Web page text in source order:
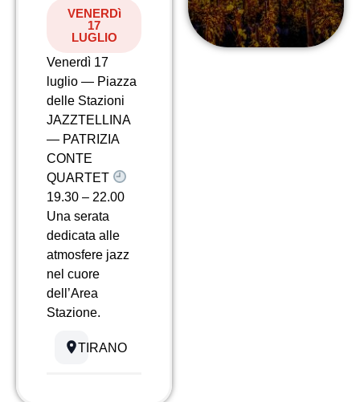
VENERDì
17
LUGLIO
Venerdì 17
luglio — Piazza
delle Stazioni
JAZZTELLINA
— PATRIZIA
CONTE
QUARTET
19.30 – 22.00
Una serata
dedicata alle
atmosfere jazz
nel cuore
dell’Area
Stazione.
TIRANO